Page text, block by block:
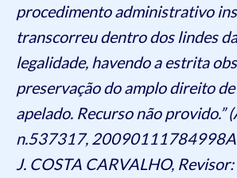
procedimento administrativo
transcorreu dentro dos lindes
legalidade, havendo a estrita
preservação do amplo direito
apelado. Recurso não provido.”
n.537317,
J. COSTA CARVALHO,